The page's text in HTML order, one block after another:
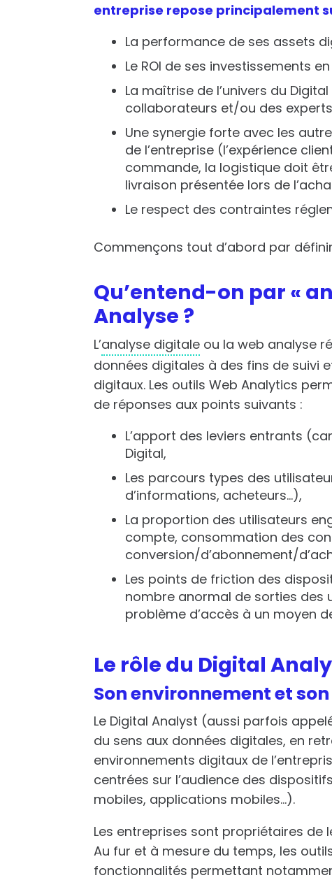
entreprise repose principalement
La performance de ses assets
Le ROI de ses investissements
La maîtrise de l’univers du
collaborateurs et/ou des
Une synergie forte avec les
de l’entreprise (l’expérience
commande, la logistique doit
livraison présentée lors de
Le respect des contraintes
Commençons tout d’abord par
Qu’entend-on par «
Analyse ?
L’analyse digitale ou la web analyse
données digitales à des fins de suivi
digitaux. Les outils Web Analytics
de réponses aux points suivants :
L’apport des leviers entrants
Digital,
Les parcours types des
d’informations, acheteurs…),
La proportion des utilisateurs
compte, consommation des
conversion/d’abonnement/
Les points de friction des
nombre anormal de sorties des
problème d’accès à un moyen
Le rôle du Digital
Son environnement et
Le Digital Analyst (aussi parfois
du sens aux données digitales, en
environnements digitaux de
centrées sur l’audience des
mobiles, applications mobiles…).
Les entreprises sont propriétaires de
Au fur et à mesure du temps, les
fonctionnalités permettant